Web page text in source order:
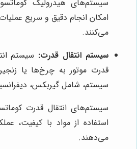
سیستم‌های هیدرولیک
امکان انجام دقیق و سریع
می‌کنند.
سیستم انتقال قدرت: سیستم
قدرت موتور به چرخ‌ها یا
سیستم، شامل گیربکس،
سیستم‌های انتقال قدرت
استفاده از مواد با کیفیت،
می‌دهند.